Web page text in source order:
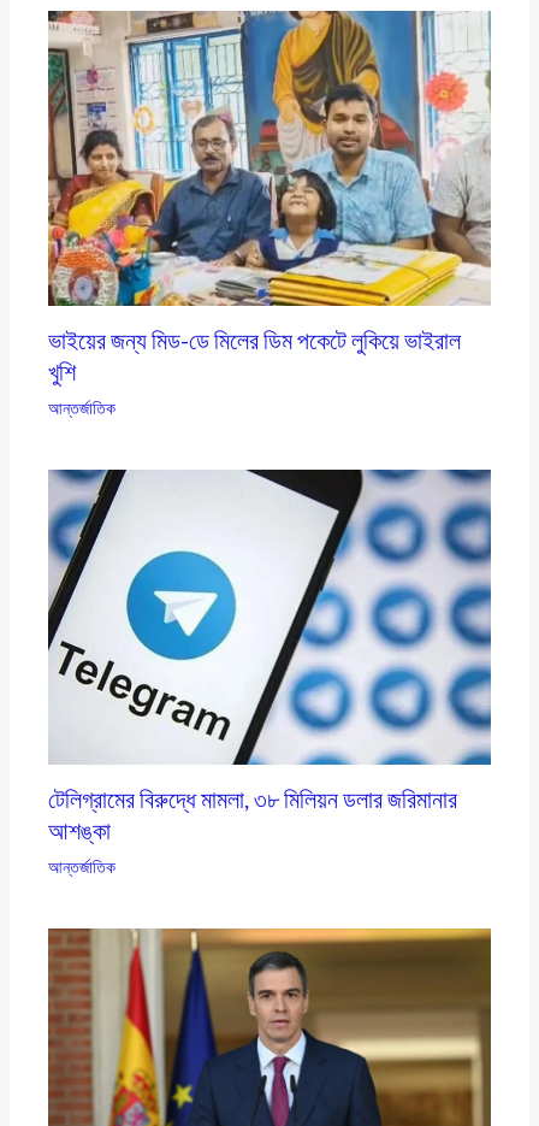
ভাইয়ের জন্য মিড-ডে মিলের ডিম পকেটে লুকিয়ে ভাইরাল
খুশি
আন্তর্জাতিক
টেলিগ্রামের বিরুদ্ধে মামলা, ৩৮ মিলিয়ন ডলার জরিমানার
আশঙ্কা
আন্তর্জাতিক